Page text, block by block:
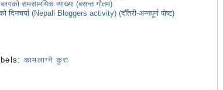
ब्लगको समसामयिक व्याख्या (बसन्त गौतम)
दिनचर्या (Nepali Bloggers activity) (दौँतरी-अन्नपूर्ण पोष्ट)
कामलाग्ने कुरा